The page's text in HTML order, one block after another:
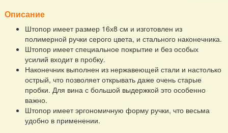
Описание
Штопор имеет размер 16х8 см и изготовлен из
полимерной ручки серого цвета, и стального наконечника.
Штопор имеет специальное покрытие и без особых
усилий входит в пробку.
Наконечник выполнен из нержавеющей стали и настолько
острый, что позволяет открывать даже очень старые
пробки. Для вина с большой выдержкой это особенно
важно.
Штопор имеет эргономичную форму ручки, что весьма
удобно в применении.